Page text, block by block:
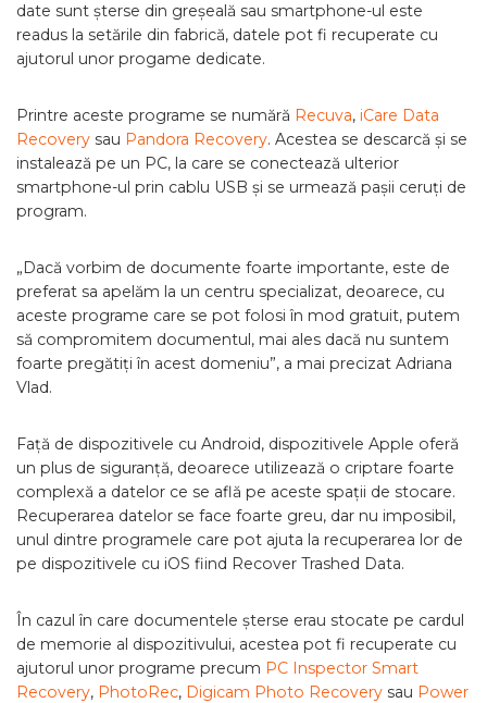
date sunt șterse din greșeală sau smartphone-ul este
readus la setările din fabrică, datele pot fi recuperate cu
ajutorul unor progame dedicate.
Printre aceste programe se numără Recuva, iCare Data
Recovery sau Pandora Recovery. Acestea se descarcă și se
instalează pe un PC, la care se conectează ulterior
smartphone-ul prin cablu USB și se urmează pașii ceruți de
program.
„Dacă vorbim de documente foarte importante, este de
preferat sa apelăm la un centru specializat, deoarece, cu
aceste programe care se pot folosi în mod gratuit, putem
să compromitem documentul, mai ales dacă nu suntem
foarte pregătiți în acest domeniu”, a mai precizat Adriana
Vlad.
Față de dispozitivele cu Android, dispozitivele Apple oferă
un plus de siguranță, deoarece utilizează o criptare foarte
complexă a datelor ce se află pe aceste spații de stocare.
Recuperarea datelor se face foarte greu, dar nu imposibil,
unul dintre programele care pot ajuta la recuperarea lor de
pe dispozitivele cu iOS fiind Recover Trashed Data.
În cazul în care documentele șterse erau stocate pe cardul
de memorie al dispozitivului, acestea pot fi recuperate cu
ajutorul unor programe precum PC Inspector Smart
Recovery, PhotoRec, Digicam Photo Recovery sau Power